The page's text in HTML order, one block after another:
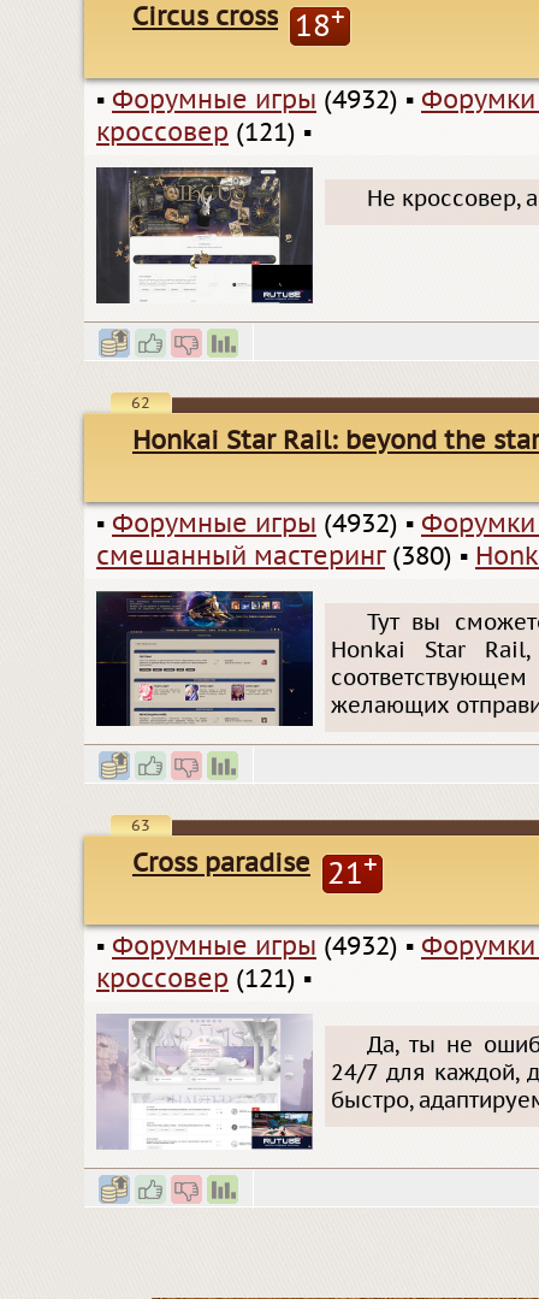
Сircus cross 18+
▪ Форумные игры (4932) ▪
кроссовер (121) ▪
Не кроссовер,
62
Honkai Star Rail: beyond the
▪ Форумные игры (4932) ▪
смешанный мастеринг(380) ▪
Тут вы
Honkai Star Rail,
желающих
63
Cross paradise 21+
▪ Форумные игры (4932) ▪
кроссовер (121) ▪
Да, ты не
24/7 для каждой,
быстро,